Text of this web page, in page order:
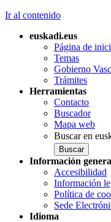
Ir al contenido
euskadi.eus
Página de
Temas
Gobierno
Trámites
Herramientas
Contacto
Buscador
Mapa web
Buscar en
Información
Accesibilidad
Información
Política de
Sede
Idioma